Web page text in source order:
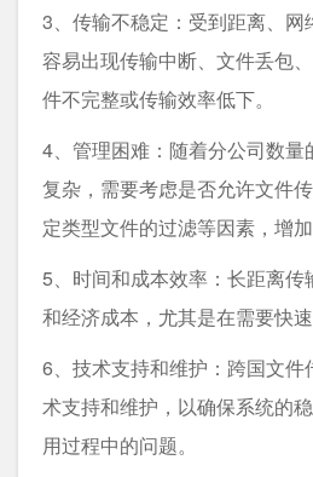
3、传输不稳定：受到距离、网
容易出现传输中断、文件丢包
件不完整或传输效率低下。
4、管理困难：随着分公司数
复杂，需要考虑是否允许文件
定类型文件的过滤等因素，增加
5、时间和成本效率：长距离传
和经济成本，尤其是在需要快
6、技术支持和维护：跨国文
术支持和维护，以确保系统的
用过程中的问题。